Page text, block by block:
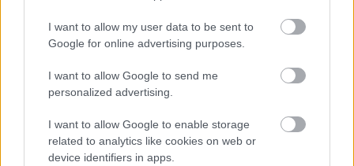
I want to allow my user data to be sent to
Google for online advertising purposes.
I want to allow Google to send me
personalized advertising.
I want to allow Google to enable storage
related to analytics like cookies on web or
device identifiers in apps.
várják a látogatókat esti imára. Az
istentiszteletek ingyen látogathatók
szívesen fogadnak), és olcsó módját kínálják
annak, hogy aki akarja, megcsodálja ezeket
az építészeti remekeket. A legtöbb templom
internetes oldalán megtalálható a koncertek
és istentiszteletek időpontja.